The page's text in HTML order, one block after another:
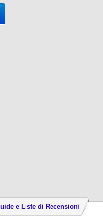
e Liste di Recensioni